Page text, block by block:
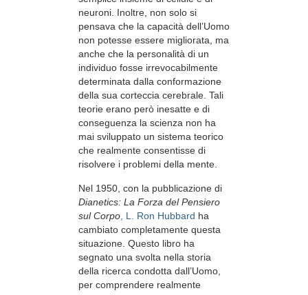
neuroni. Inoltre, non solo si
pensava che la capacità dell’Uomo
non potesse essere migliorata, ma
anche che la personalità di un
individuo fosse irrevocabilmente
determinata dalla conformazione
della sua corteccia cerebrale. Tali
teorie erano però inesatte e di
conseguenza la scienza non ha
mai sviluppato un sistema teorico
che realmente consentisse di
risolvere i problemi della mente.
Nel 1950, con la pubblicazione di
Dianetics: La Forza del Pensiero
sul Corpo , L. Ron Hubbard ha
cambiato completamente questa
situazione. Questo libro ha
segnato una svolta nella storia
della ricerca condotta dall’Uomo,
per comprendere realmente